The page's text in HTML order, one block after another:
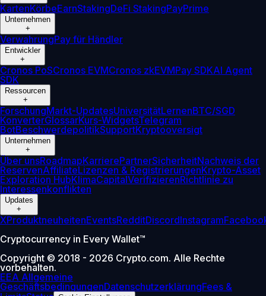
KartenKörbeEarnStakingDeFi StakingPayPrime
Unternehmen
+
VerwahrungPay für Händler
Entwickler
+
Cronos PoSCronos EVMCronos zkEVMPay SDKAI Agent
SDK
Ressourcen
+
ForschungMarkt-UpdatesUniversitätLernenBTC/SGD
KonverterGlossarKurs-WidgetsTelegram
BotBeschwerdepolitikSupportKryptooversigt
Unternehmen
+
Über unsRoadmapKarrierePartnerSicherheitNachweis der
ReservenAffiliateLizenzen & RegistrierungenKrypto-Asset
Exploration HubKlimaCapitalVerifizierenRichtlinie zu
Interessenkonflikten
Updates
+
XProduktneuheitenEventsRedditDiscordInstagram
Cryptocurrency in Every Wallet™
Copyright © 2018 - 2026 Crypto.com. Alle Rechte
vorbehalten.
EEA Allgemeine
GeschäftsbedingungenDatenschutzerklärungFees &